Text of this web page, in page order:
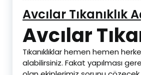
Avcılar Tıkanıklık
Avcılar
Tıkanıklıklar hemen hemen
alabilirsiniz. Fakat yapılması